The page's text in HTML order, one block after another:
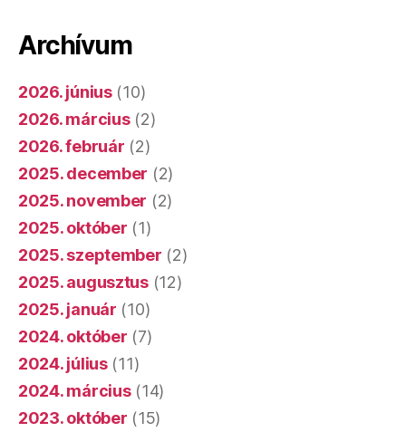
Archívum
2026. június(10)
2026. március(2)
2026. február (2)
2025. december (2)
2025. november (2)
2025. október (1)
2025. szeptember (2)
2025. augusztus(12)
2025. január (10)
2024. október (7)
2024. július(11)
2024. március(14)
2023. október (15)